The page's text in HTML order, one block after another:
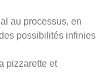
au processus, en
possibilités infinies
pizzarette et